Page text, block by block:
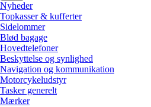
Nyheder
Topkasser & kufferter
Sidelommer
Blød bagage
Hovedtelefoner
Beskyttelse og synlighed
Navigation og kommunikation
Motorcykeludstyr
Tasker generelt
Mærker